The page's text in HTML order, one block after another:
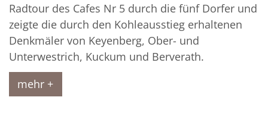
Radtour des Cafes Nr 5 durch die fünf Dorfer und
zeigte die durch den Kohleausstieg erhaltenen
Denkmäler von Keyenberg, Ober- und
Unterwestrich, Kuckum und Berverath.
mehr +